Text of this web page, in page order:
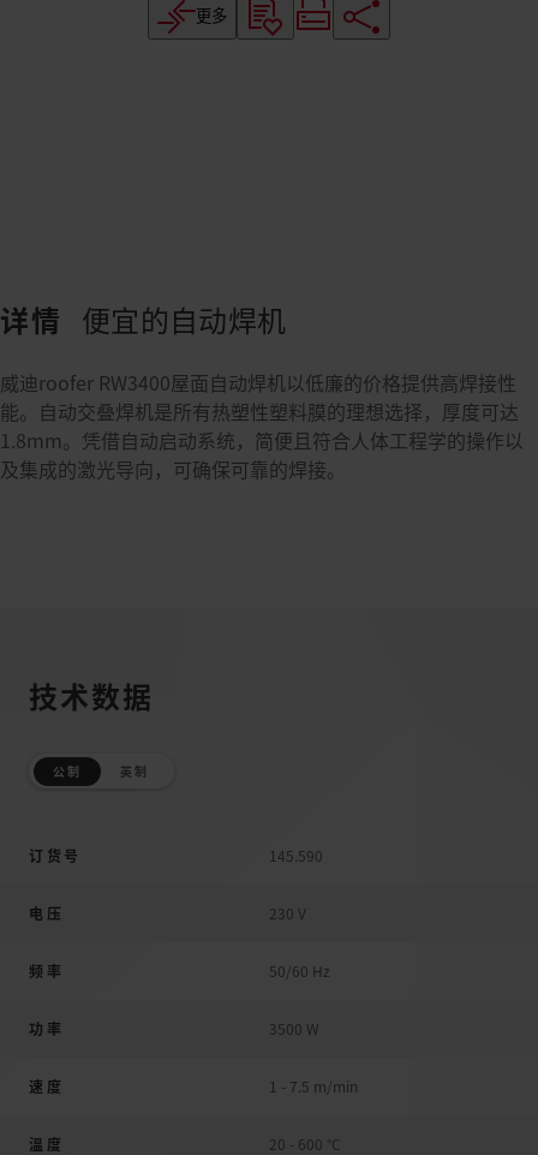
更多
详情 便宜的自动焊机
威迪roofer RW3400屋面自动焊机以低廉的价格提供高焊接性
能。自动交叠焊机是所有热塑性塑料膜的理想选择，厚度可达
1.8mm。凭借自动启动系统，简便且符合人体工程学的操作以
及集成的激光导向，可确保可靠的焊接。
技术数据
公制 英制
订货号 145.590
电压 230 V
频率 50/60 Hz
功率 3500 W
速度 1 - 7.5 m/min
溫度 20 - 600 °C